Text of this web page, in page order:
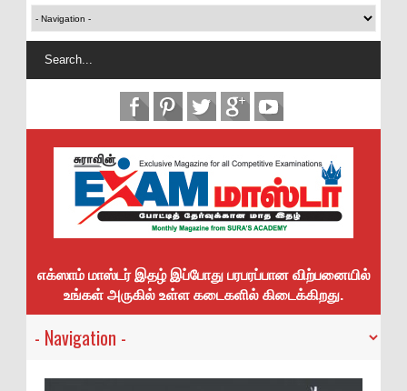
எக்ஸாம் மாஸ்டர் இதழ் இப்போது பரபரப்பான விற்பனையில்
உங்கள் அருகில் உள்ள கடைகளில் கிடைக்கிறது.